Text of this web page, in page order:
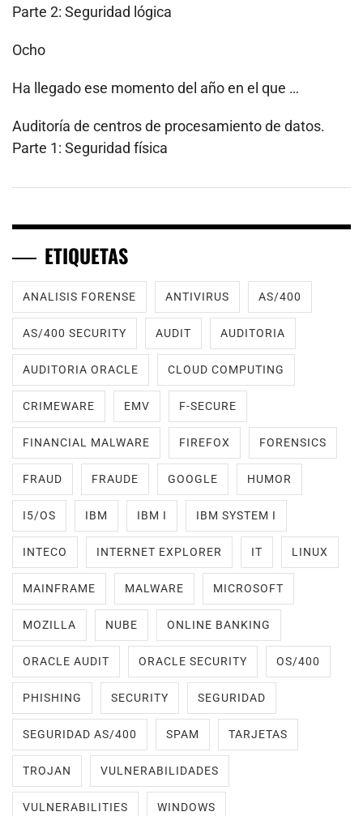
Parte 2: Seguridad lógica
Ocho
Ha llegado ese momento del año en el que …
Auditoría de centros de procesamiento de datos.
Parte 1: Seguridad física
ETIQUETAS
ANALISIS FORENSE ANTIVIRUS AS/400
AS/400 SECURITY AUDIT AUDITORIA
AUDITORIA ORACLE CLOUD COMPUTING
CRIMEWARE EMV F-SECURE
FINANCIAL MALWARE FIREFOX FORENSICS
FRAUD FRAUDE GOOGLE HUMOR
I5/OS IBM IBM I IBM SYSTEM I
INTECO INTERNET EXPLORER IT LINUX
MAINFRAME MALWARE MICROSOFT
MOZILLA NUBE ONLINE BANKING
ORACLE AUDIT ORACLE SECURITY OS/400
PHISHING SECURITY SEGURIDAD
SEGURIDAD AS/400 SPAM TARJETAS
TROJAN VULNERABILIDADES
VULNERABILITIES WINDOWS